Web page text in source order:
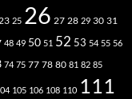
25 26 27 28 29 30 31
48 49 50 51 52 53 54 55 56
74 75 77 78 80 81 82 85
105 106 108 110 111